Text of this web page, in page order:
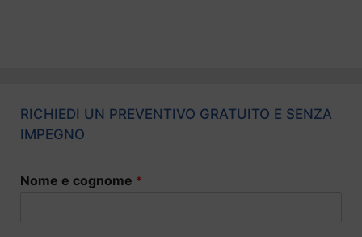
RICHIEDI UN PREVENTIVO GRATUITO E SENZA
IMPEGNO
Nome e cognome *